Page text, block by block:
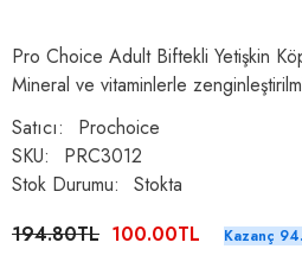
Pro Choice Adult Biftekli Yetişkin
Mineral ve vitaminlerle
Satıcı:
Prochoice
SKU:
PRC3012
Stok Durumu:
Stokta
194.80TL 100.00TL Kazanç